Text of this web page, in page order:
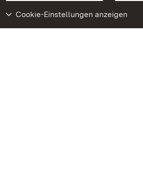
Cookie-Einstellungen anzeigen
Weiteres